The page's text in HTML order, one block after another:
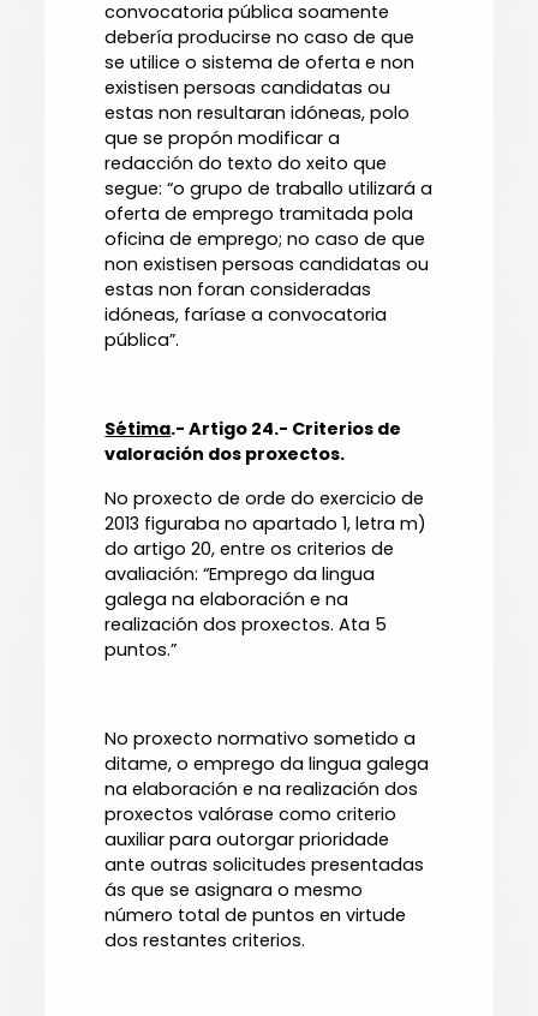
convocatoria pública soamente
debería producirse no caso de que
se utilice o sistema de oferta e non
existisen persoas candidatas ou
estas non resultaran idóneas, polo
que se propón modificar a
redacción do texto do xeito que
segue: “o grupo de traballo utilizará a
oferta de emprego tramitada pola
oficina de emprego; no caso de que
non existisen persoas candidatas ou
estas non foran consideradas
idóneas, faríase a convocatoria
pública”.
Sétima.- Artigo 24.- Criterios de
valoración dos proxectos.
No proxecto de orde do exercicio de
2013 figuraba no apartado 1, letra m)
do artigo 20, entre os criterios de
avaliación: “Emprego da lingua
galega na elaboración e na
realización dos proxectos. Ata 5
puntos.”
No proxecto normativo sometido a
ditame, o emprego da lingua galega
na elaboración e na realización dos
proxectos valórase como criterio
auxiliar para outorgar prioridade
ante outras solicitudes presentadas
ás que se asignara o mesmo
número total de puntos en virtude
dos restantes criterios.